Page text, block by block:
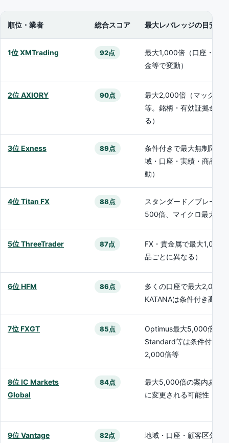
順位・業者 総合スコア 最大レバレッジの目安
1位 XMTrading 92点
最大1,000倍（口座・有
金等で変動）
2位 AXIORY 90点
最大2,000倍（マックス
等。銘柄・有効証拠金で
る）
3位 Exness 89点
条件付きで最大無制限（
域・口座・実績・商品で
動）
4位 Titan FX 88点
スタンダード／ブレード
500倍、マイクロ最大
5位 ThreeTrader 87点
FX・貴金属で最大1,000
品ごとに異なる）
6位 HFM 86点
多くの口座で最大2,000
KATANAは条件付き高倍率
7位 FXGT 85点
Optimus最大5,000倍。
Standard等は条件付き最
2,000倍等
8位 IC Markets
Global
84点
最大5,000倍の案内あり
に変更される可能性
9位 Vantage 82点
地域・口座・顧客区分に